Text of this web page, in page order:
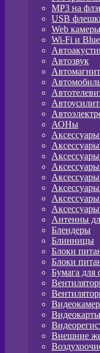
MP3 на
USB
Web камеры
Wi-Fi и
Автозвук
АОНы
Аксессуары
Антенны
Блендеры
Блинницы
Блоки
Блоки
Бумага для
Видеокарты
Внешние